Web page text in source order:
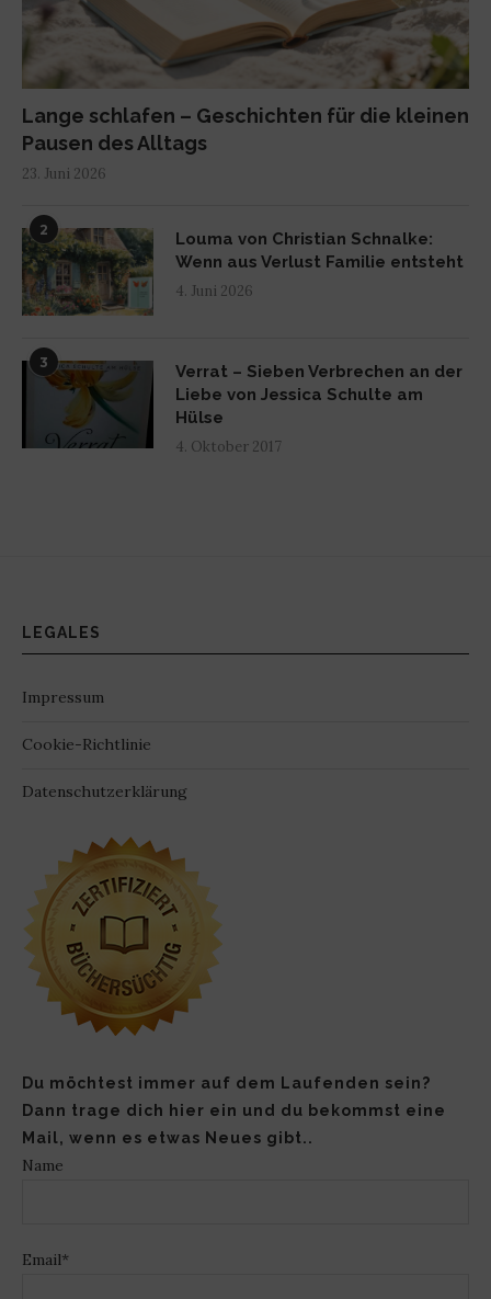
Lange schlafen – Geschichten für die kleinen
Pausen des Alltags
23. Juni 2026
2
Louma von Christian Schnalke:
Wenn aus Verlust Familie entsteht
4. Juni 2026
3
Verrat – Sieben Verbrechen an der
Liebe von Jessica Schulte am
Hülse
4. Oktober 2017
LEGALES
Impressum
Cookie-Richtlinie
Datenschutzerklärung
Du möchtest immer auf dem Laufenden sein?
Dann trage dich hier ein und du bekommst eine
Mail, wenn es etwas Neues gibt..
Name
Email*